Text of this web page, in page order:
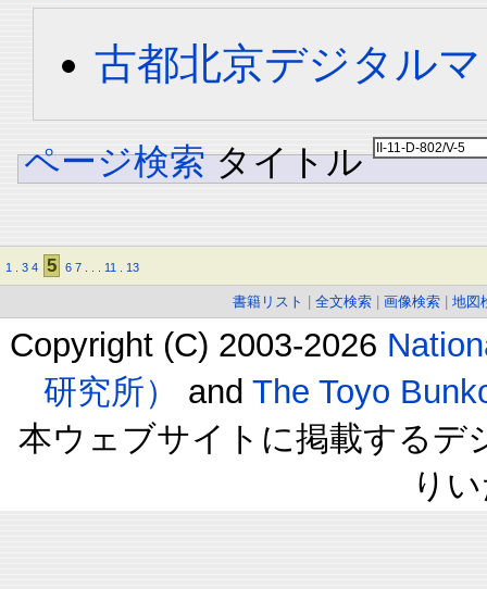
古都北京デジタル
ページ検索 タイトル
1 3 4 5 6 7 11 13
書籍リスト 全文検索 画像検索 地図
Copyright (C) 2003-2026
研究所）
and The Toyo
本ウェブサイトに掲載するデ
り